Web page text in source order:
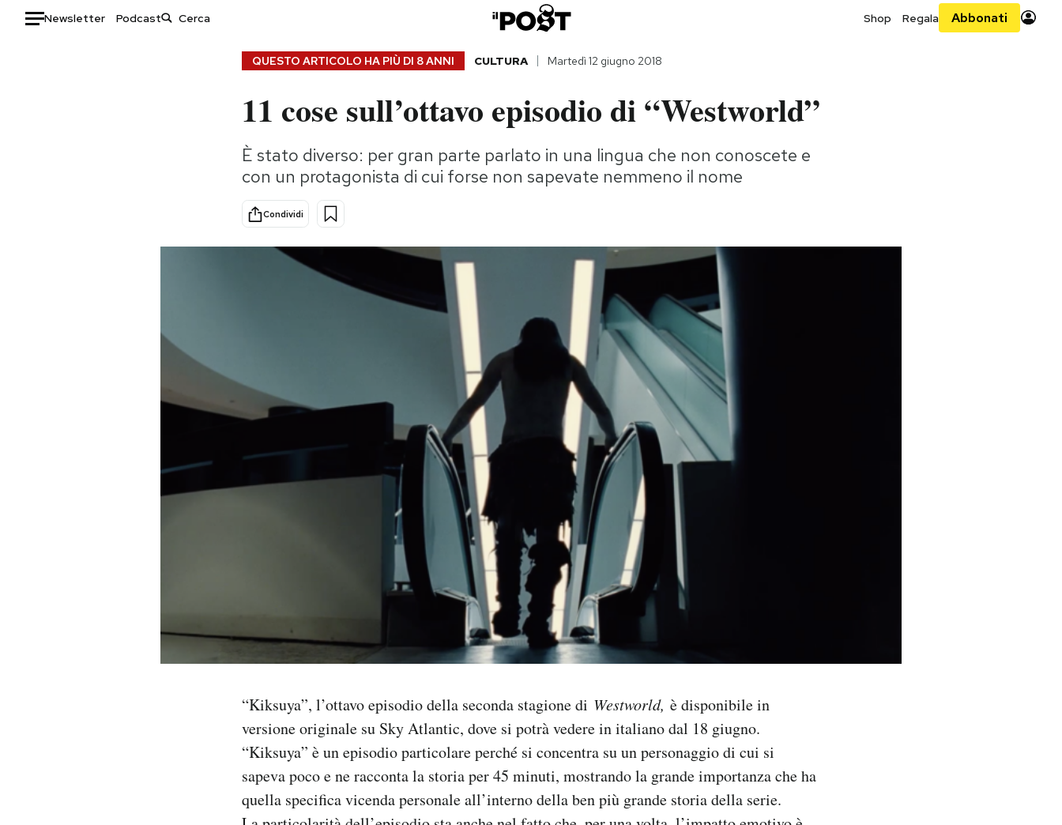
Newsletter Podcast Shop Regala Abbonati
Consumismi
Storie/Idee
Ok Boomer!
Media
QUESTO ARTICOLO HA PIÙ DI 8 ANNI CULTURA Martedì 12 giugno 2018
11 cose sull’ottavo episodio di “Westworld”
È stato diverso: per gran parte parlato in una lingua che non conoscete e
con un protagonista di cui forse non sapevate nemmeno il nome
Condividi
“Kiksuya”, l’ottavo episodio della seconda stagione di Westworld, è disponibile in
versione originale su Sky Atlantic, dove si potrà vedere in italiano dal 18 giugno.
“Kiksuya” è un episodio particolare perché si concentra su un personaggio di cui si
sapeva poco e ne racconta la storia per 45 minuti, mostrando la grande importanza che ha
quella specifica vicenda personale all’interno della ben più grande storia della serie.